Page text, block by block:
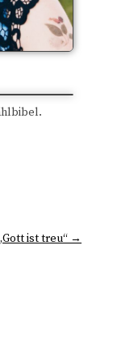
ist treu“ →